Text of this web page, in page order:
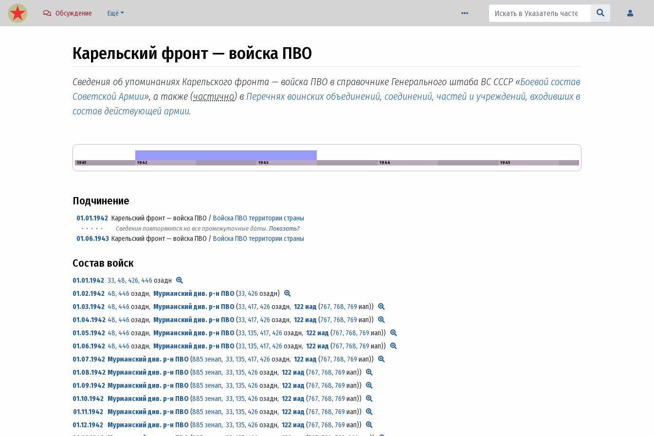
Обсуждение Ещё
Карельский фронт — войска ПВО
Перейти к:навигация,поиск
Сведения об упоминаниях Карельского фронта — войска ПВО в справочнике Генерального штаба ВС СССР «Боевой состав
Советской Армии», а также (частично) в Перечнях воинских объединений, соединений, частей и учреждений, входивших в
состав действующей армии.
1941 1942 1943 1944 1945
Подчинение
01.01.1942Карельский фронт — войска ПВО /Войска ПВО территории страны
· · · · ·
Сведения повторяются на все промежуточные даты.Показать?
01.06.1943Карельский фронт — войска ПВО /Войска ПВО территории страны
Состав войск
01.01.1942 33, 48, 426, 446 озадн
01.02.1942 48, 446 озадн, Мурманский див. р-н ПВО (33, 426 озадн)
01.03.1942 48, 446 озадн, Мурманский див. р-н ПВО (33, 417, 426 озадн,122 иад (767, 768, 769 иап))
01.04.1942 48, 446 озадн, Мурманский див. р-н ПВО (33, 417, 426 озадн,122 иад (767, 768, 769 иап))
01.05.1942 48, 446 озадн, Мурманский див. р-н ПВО (33,135, 417, 426 озадн,122 иад (767, 768, 769 иап))
01.06.1942 48, 446 озадн, Мурманский див. р-н ПВО (33,135, 417, 426 озадн,122 иад (767, 768, 769 иап))
01.07.1942 Мурманский див. р-н ПВО (885 зенап,33,135, 417, 426 озадн,122 иад (767, 768, 769 иап))
01.08.1942 Мурманский див. р-н ПВО (885 зенап,33,135, 426 озадн,122 иад (767, 768, 769 иап))
01.09.1942 Мурманский див. р-н ПВО (885 зенап,33,135, 426 озадн,122 иад (767, 768, 769 иап))
01.10.1942 Мурманский див. р-н ПВО (885 зенап,33,135, 426 озадн,122 иад (767, 768, 769 иап))
01.11.1942
Мурманский див. р-н ПВО (885 зенап,33,135, 426 озадн,122 иад (767, 768, 769 иап))
01.12.1942 Мурманский див. р-н ПВО (885 зенап,33,135, 426 озадн,122 иад (767, 768, 769 иап))